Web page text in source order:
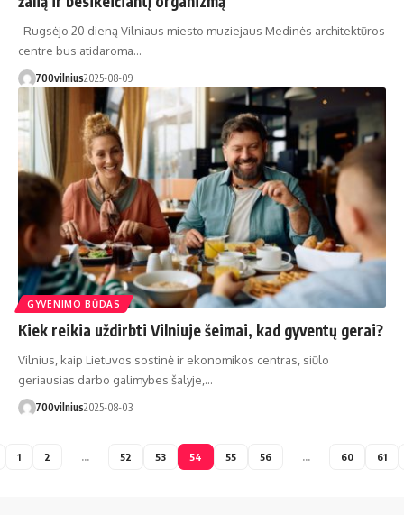
Rugsėjo 20 dieną Vilniaus miesto muziejaus Medinės architektūros
centre bus atidaroma…
700vilnius2025-08-09
GYVENIMO BŪDAS
Kiek reikia uždirbti Vilniuje šeimai, kad gyventų gerai?
Vilnius, kaip Lietuvos sostinė ir ekonomikos centras, siūlo
geriausias darbo galimybes šalyje,…
700vilnius2025-08-03
1 2 … 52 53 54 55 56 … 60 61